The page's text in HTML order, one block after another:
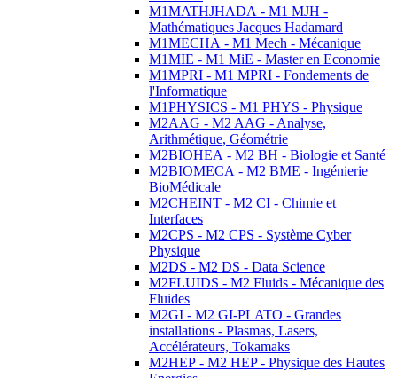
M1MATHJHADA - M1 MJH -
Mathématiques Jacques Hadamard
M1MECHA - M1 Mech - Mécanique
M1MIE - M1 MiE - Master en Economie
M1MPRI - M1 MPRI - Fondements de
l'Informatique
M1PHYSICS - M1 PHYS - Physique
M2AAG - M2 AAG - Analyse,
Arithmétique, Géométrie
M2BIOHEA - M2 BH - Biologie et Santé
M2BIOMECA - M2 BME - Ingénierie
BioMédicale
M2CHEINT - M2 CI - Chimie et
Interfaces
M2CPS - M2 CPS - Système Cyber
Physique
M2DS - M2 DS - Data Science
M2FLUIDS - M2 Fluids - Mécanique des
Fluides
M2GI - M2 GI-PLATO - Grandes
installations - Plasmas, Lasers,
Accélérateurs, Tokamaks
M2HEP - M2 HEP - Physique des Hautes